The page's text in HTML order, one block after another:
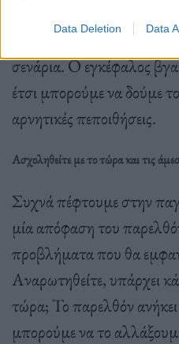
Data Deletion Data
χαωνόμαστε στις σκέψεις
σενάρια. Ο εγκέφαλος
έτσι μπορούμε να δούμε
αρνητικές πεποιθήσεις.
Ασχοληθείτε με το τώρα και τις
Συχνά πέφτουμε στην
μία απόφαση του
προβλήματα που θα
Αναρωτηθείτε, υπάρχει
τώρα; Το παρελθόν
μπορούμε να το